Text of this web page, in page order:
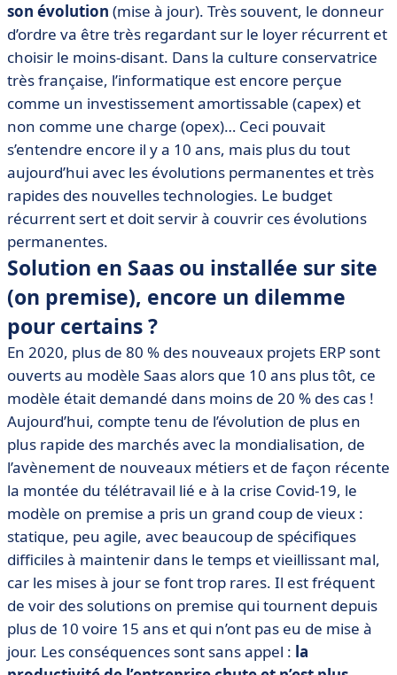
son évolution (mise à jour). Très souvent, le donneur
d’ordre va être très regardant sur le loyer récurrent et
choisir le moins-disant. Dans la culture conservatrice
très française, l’informatique est encore perçue
comme un investissement amortissable (capex) et
non comme une charge (opex)… Ceci pouvait
s’entendre encore il y a 10 ans, mais plus du tout
aujourd’hui avec les évolutions permanentes et très
rapides des nouvelles technologies. Le budget
récurrent sert et doit servir à couvrir ces évolutions
permanentes.
Solution en Saas ou installée sur site
(on premise), encore un dilemme
pour certains ?
En 2020, plus de 80 % des nouveaux projets ERP sont
ouverts au modèle Saas alors que 10 ans plus tôt, ce
modèle était demandé dans moins de 20 % des cas !
Aujourd’hui, compte tenu de l’évolution de plus en
plus rapide des marchés avec la mondialisation, de
l’avènement de nouveaux métiers et de façon récente
la montée du télétravail lié e à la crise Covid-19, le
modèle on premise a pris un grand coup de vieux :
statique, peu agile, avec beaucoup de spécifiques
difficiles à maintenir dans le temps et vieillissant mal,
car les mises à jour se font trop rares. Il est fréquent
de voir des solutions on premise qui tournent depuis
plus de 10 voire 15 ans et qui n’ont pas eu de mise à
jour. Les conséquences sont sans appel : la